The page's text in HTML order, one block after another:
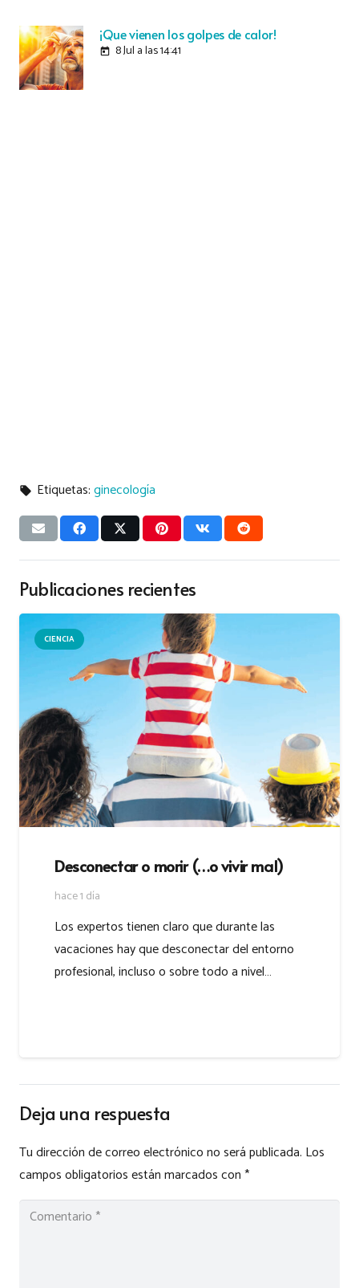
¡Que vienen los golpes de calor!
today 8 Jul a las 14:41
local_offer Etiquetas:ginecología
Publicaciones recientes
CIENCIA
Desconectar o morir (…o vivir mal)
hace 1 día
Los expertos tienen claro que durante las
vacaciones hay que desconectar del entorno
profesional, incluso o sobre todo a nivel…
Deja una respuesta
Tu dirección de correo electrónico no será publicada. Los
campos obligatorios están marcados con*